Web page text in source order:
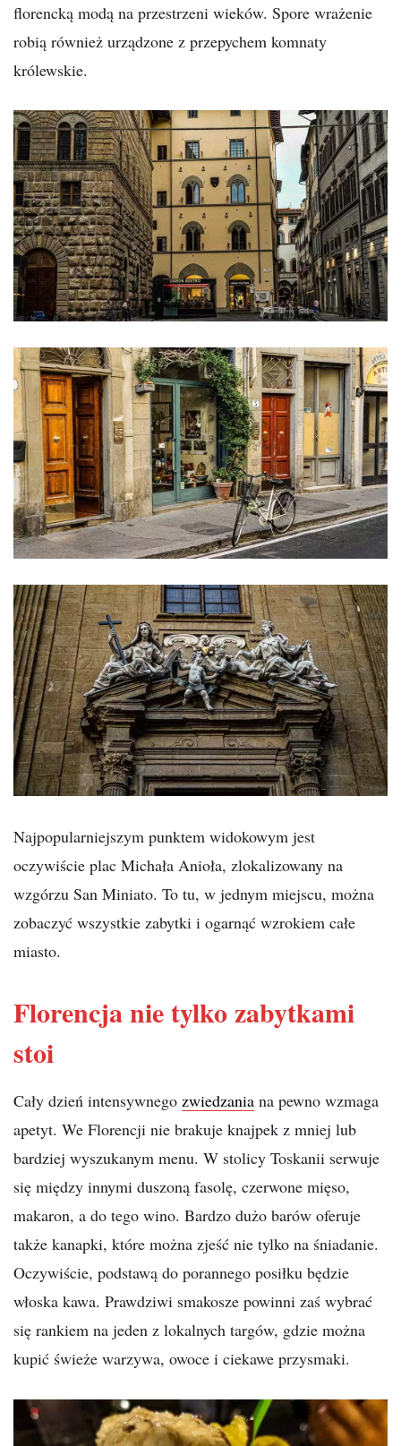
florencką modą na przestrzeni wieków. Spore wrażenie
robią również urządzone z przepychem komnaty
królewskie.
Najpopularniejszym punktem widokowym jest
oczywiście plac Michała Anioła, zlokalizowany na
wzgórzu San Miniato. To tu, w jednym miejscu, można
zobaczyć wszystkie zabytki i ogarnąć wzrokiem całe
miasto.
Florencja nie tylko zabytkami
stoi
Cały dzień intensywnego zwiedzania na pewno wzmaga
apetyt. We Florencji nie brakuje knajpek z mniej lub
bardziej wyszukanym menu. W stolicy Toskanii serwuje
się między innymi duszoną fasolę, czerwone mięso,
makaron, a do tego wino. Bardzo dużo barów oferuje
także kanapki, które można zjeść nie tylko na śniadanie.
Oczywiście, podstawą do porannego posiłku będzie
włoska kawa. Prawdziwi smakosze powinni zaś wybrać
się rankiem na jeden z lokalnych targów, gdzie można
kupić świeże warzywa, owoce i ciekawe przysmaki.